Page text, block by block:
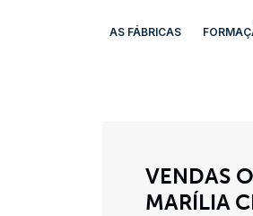
AS FÁBRICAS
VENDAS
MARÍLIA